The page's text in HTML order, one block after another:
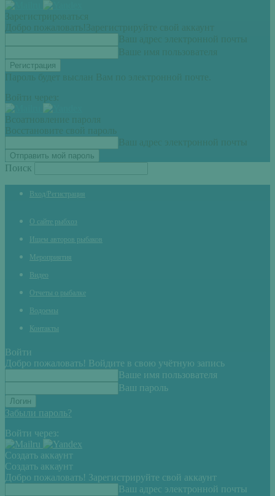
Зарегистрироваться
Добро пожаловать! Зарегистрируйте свой аккаунт
Ваш адрес электронной почты
Ваше имя пользователя
Пароль будет выслан Вам по электронной почте.
Войти через:
Всоатновление пароля
Восстановите свой пароль
Ваш адрес электронной почты
Поиск
Вход/Регистрация
О сайте рыбхоз
Ищем авторов рыбаков
Мероприятия
Видео
Отчеты о рыбалке
Водоемы
Контакты
Войти
Добро пожаловать! Войдите в свою учётную запись
Ваше имя пользователя
Ваш пароль
Забыли пароль?
Войти через:
Создать аккаунт
Создать аккаунт
Добро пожаловать! Зарегистрируйте свой аккаунт
Ваш адрес электронной почты